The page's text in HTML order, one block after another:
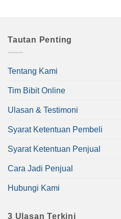
Tautan Penting
Tentang Kami
Tim Bibit Online
Ulasan & Testimoni
Syarat Ketentuan Pembeli
Syarat Ketentuan Penjual
Cara Jadi Penjual
Hubungi Kami
3 Ulasan Terkini